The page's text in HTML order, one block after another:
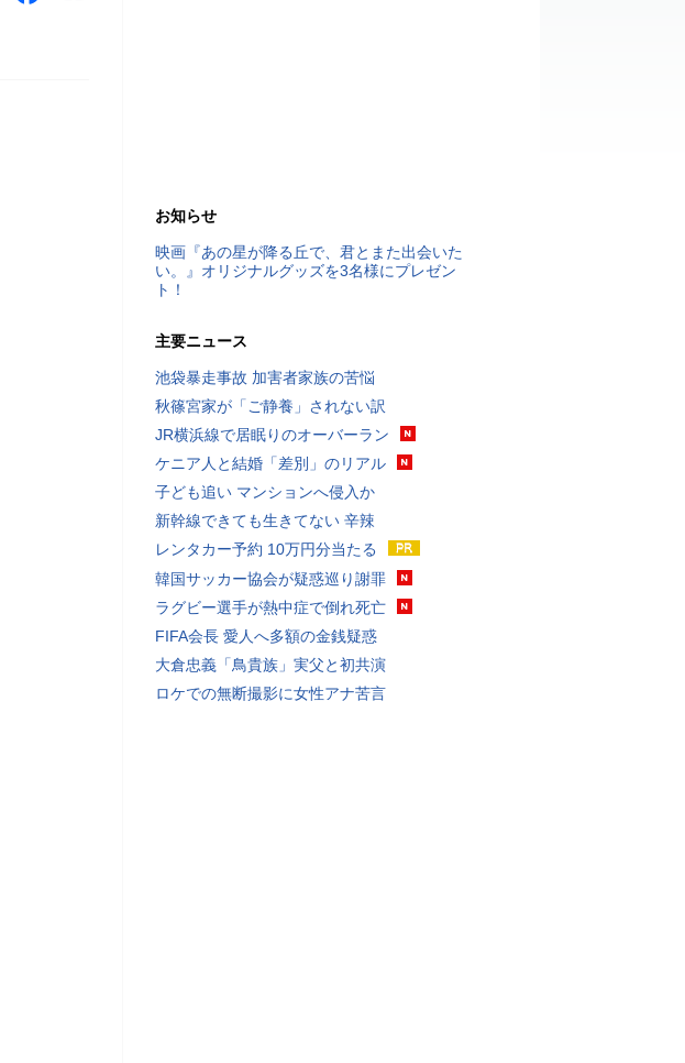
お知らせ
映画『あの星が降る丘で、君とまた出会いた
い。』オリジナルグッズを3名様にプレゼン
ト！
主要ニュース
池袋暴走事故 加害者家族の苦悩
秋篠宮家が「ご静養」されない訳
JR横浜線で居眠りのオーバーラン
ケニア人と結婚「差別」のリアル
子ども追い マンションへ侵入か
新幹線できても生きてない 辛辣
レンタカー予約 10万円分当たる
韓国サッカー協会が疑惑巡り謝罪
ラグビー選手が熱中症で倒れ死亡
FIFA会長 愛人へ多額の金銭疑惑
大倉忠義「鳥貴族」実父と初共演
ロケでの無断撮影に女性アナ苦言